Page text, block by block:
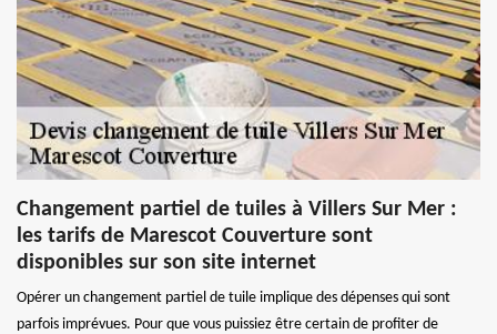
Changement partiel de tuiles à Villers Sur Mer :
les tarifs de Marescot Couverture sont
disponibles sur son site internet
Opérer un changement partiel de tuile implique des dépenses qui sont
parfois imprévues. Pour que vous puissiez être certain de profiter de